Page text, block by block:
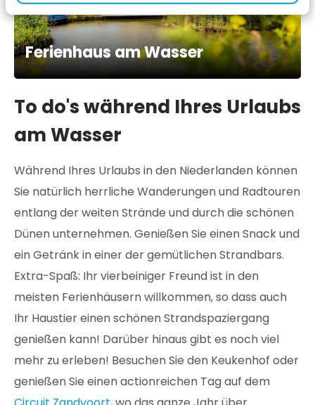
Ferienhaus am Wasser
To do's während Ihres Urlaubs
am Wasser
Während Ihres Urlaubs in den Niederlanden können
Sie natürlich herrliche Wanderungen und Radtouren
entlang der weiten Strände und durch die schönen
Dünen unternehmen. Genießen Sie einen Snack und
ein Getränk in einer der gemütlichen Strandbars.
Extra-Spaß: Ihr vierbeiniger Freund ist in den
meisten Ferienhäusern willkommen, so dass auch
Ihr Haustier einen schönen Strandspaziergang
genießen kann! Darüber hinaus gibt es noch viel
mehr zu erleben! Besuchen Sie den Keukenhof oder
genießen Sie einen actionreichen Tag auf dem